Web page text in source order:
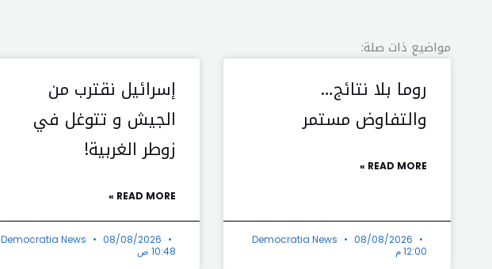
مواضيع ذات صلة:
روما بلا نتائج…
والتفاوض مستمر
READ MORE »
Democratia News
08/08/2026
12:00 م
إسرائيل نقترب من
الجيش و تتوغل في
زوطر الغربية!
READ MORE »
Democratia News
08/08/2026
10:48 ص